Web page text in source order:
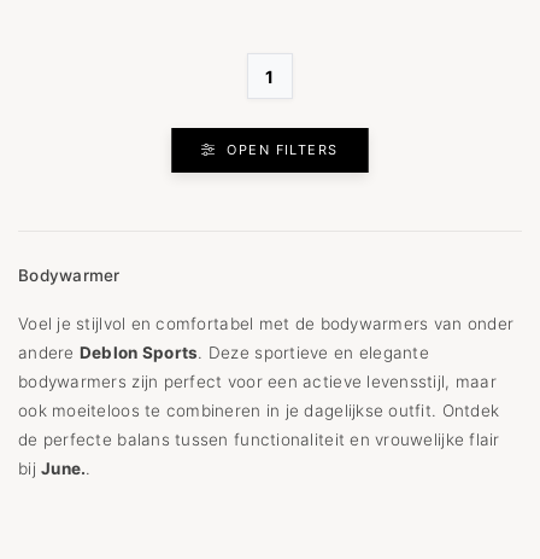
1
OPEN FILTERS
Bodywarmer
Voel je stijlvol en comfortabel met de bodywarmers van onder
andere Deblon Sports. Deze sportieve en elegante
bodywarmers zijn perfect voor een actieve levensstijl, maar
ook moeiteloos te combineren in je dagelijkse outfit. Ontdek
de perfecte balans tussen functionaliteit en vrouwelijke flair
bijJune..